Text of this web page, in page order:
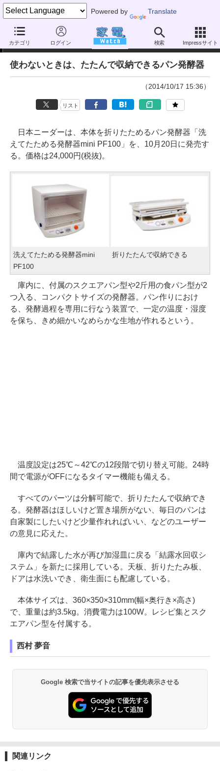
Powered by Translate
カテゴリ ログイン 検索 Impressサイト
ニュース
使わないときは、たたんで収納できるパン発酵器
（2014/10/17 15:36）
リスト
日本ニーダーは、本体を折りたためるパン発酵器「洗
えてたためる発酵器mini PF100」を、10月20日に発売す
る。価格は24,000円(税抜)。
洗えてたためる発酵器mini
PF100
折りたたんで収納できる
庫内に、付属のスクエアパン型や2斤用の食パン型が2
つ入る、コンパクトサイズの発酵器。パン作りにおけ
る、発酵過程を専用に行なう装置で、一定の温度・湿度
を保ち、きめ細かいなめらかな生地が作れるという。
温度設定は25℃～42℃の12段階で切り替え可能。24時
間で電源がOFFになるタイマー機能も備える。
すべてのパーツは分解可能で、折りたたんで収納でき
る。発酵器はほしいけど置き場所がない、毎日のパンは
自家製にしたいけど少量作れればいい、などのユーザー
の意見に応えた。
庫内で結露した水が再び加湿皿に戻る「結露水回収シ
ステム」を新たに採用している。天板、折りたたみ板、
ドアは水洗いでき、衛生面にも配慮している。
本体サイズは、360×350×310mm(幅×奥行き×高さ)
で、重量は約3.5kg。消費電力は100W。レシピ集とスク
エアパン型を付属する。
西村 夢音
Google 検索で当サイトの記事を優先表示させる
関連リンク